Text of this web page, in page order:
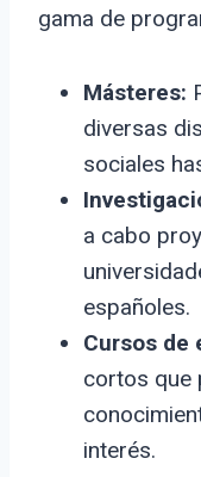
gama de
Másteres:
diversas
sociales
a cabo
españoles.
Cursos de
cortos que
interés.